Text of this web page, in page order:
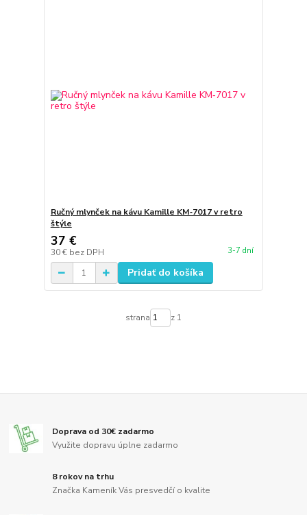
Ručný mlynček na kávu Kamille KM‑7017 v retro
štýle
37 €
30 € bez DPH 3-7 dní
Pridať do košíka
strana z 1
Doprava od 30€ zadarmo
Využite dopravu úplne zadarmo
8 rokov na trhu
Značka Kameník Vás presvedčí o kvalite